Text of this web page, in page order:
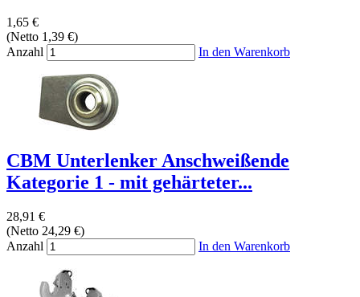
1,65 €
(Netto 1,39 €)
Anzahl
In den Warenkorb
CBM Unterlenker Anschweißende
Kategorie 1 - mit gehärteter...
28,91 €
(Netto 24,29 €)
Anzahl
In den Warenkorb